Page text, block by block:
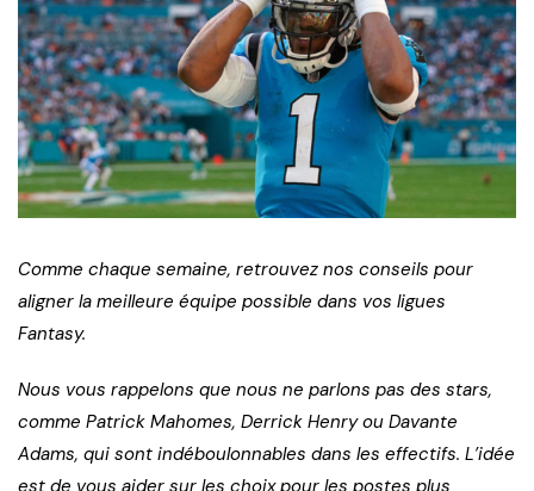
Comme chaque semaine, retrouvez nos conseils pour
aligner la meilleure équipe possible dans vos ligues
Fantasy.
Nous vous rappelons que nous ne parlons pas des stars,
comme Patrick Mahomes, Derrick Henry ou Davante
Adams, qui sont indéboulonnables dans les effectifs. L’idée
est de vous aider sur les choix pour les postes plus